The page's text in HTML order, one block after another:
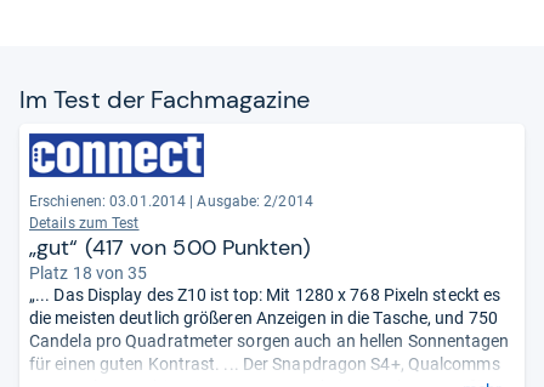
Im Test der Fach­ma­ga­zine
Erschienen: 03.01.2014
Ausgabe: 2/2014
Details zum Test
„gut“ (417 von 500 Punkten)
Platz 18 von 35
„... Das Display des Z10 ist top: Mit 1280 x 768 Pixeln steckt es
die meisten deutlich größeren Anzeigen in die Tasche, und 750
Candela pro Quadratmeter sorgen auch an hellen Sonnentagen
für einen guten Kontrast. ... Der Snapdragon S4+, Qualcomms